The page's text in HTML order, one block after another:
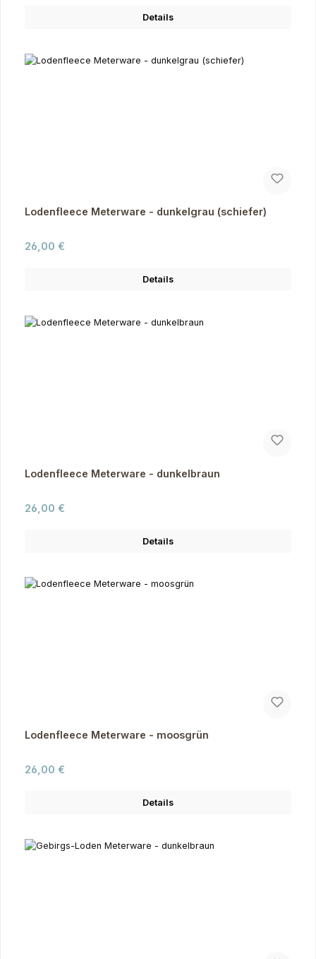
Details
Lodenfleece Meterware - dunkelgrau (schiefer)
Regulärer Preis:
26,00 €
Details
Lodenfleece Meterware - dunkelbraun
Regulärer Preis:
26,00 €
Details
Lodenfleece Meterware - moosgrün
Regulärer Preis:
26,00 €
Details